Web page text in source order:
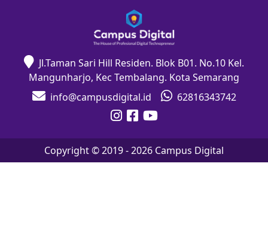
Jl.Taman Sari Hill Residen. Blok B01. No.10 Kel.
Mangunharjo, Kec Tembalang. Kota Semarang
info@campusdigital.id
62816343742
Copyright © 2019 -2026 Campus Digital